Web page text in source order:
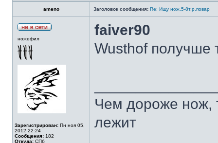
ameno Заголовок сообщения: Re: Ищу нож.5-8т.р.повар
ножефил
Зарегистрирован: Пн ноя 05,
2012 22:24
Сообщения: 182
Откуда: СПб
faiver90
Wusthof получше
Чем дороже нож,
лежит